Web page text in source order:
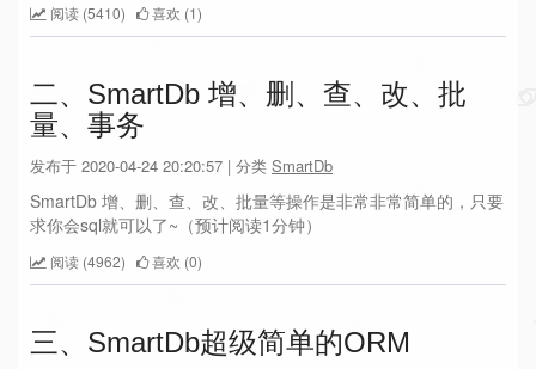
阅读 (5410) 喜欢 (1)
二、SmartDb 增、删、查、改、批
量、事务
发布于 2020-04-24 20:20:57 | 分类 SmartDb
SmartDb 增、删、查、改、批量等操作是非常非常简单的，只要
求你会sql就可以了~（预计阅读1分钟）
阅读 (4962) 喜欢 (0)
三、SmartDb超级简单的ORM